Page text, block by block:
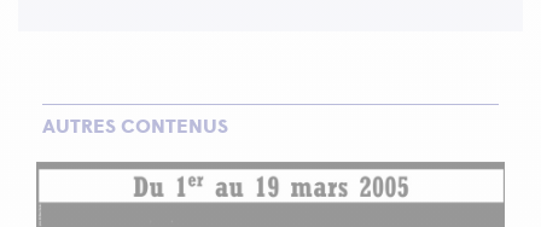
AUTRES CONTENUS